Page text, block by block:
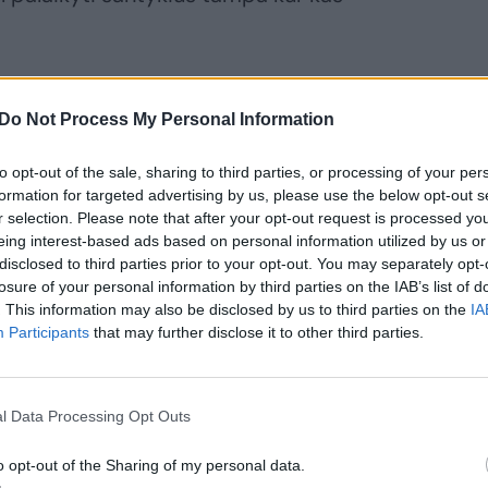
Do Not Process My Personal Information
opt-out of the sale, sharing to third parties, or processing of your
for targeted advertising by us, please use the below opt-out
selection. Please note that after your opt-out request is processed
interest-based ads based on personal information utilized by us
to third parties prior to your opt-out. You may separately
of your personal information by third parties on the IAB’s list of
This information may also be disclosed by us to third parties on the
Participants that may further disclose it to other third parties.
Data Processing Opt Outs
opt-out of the Sharing of my personal data.
be makiažo. Padažytos akys atrodo
suteikia veidui gaivumo, padažytos
išryškinti antakiai suteikia
tikrus bruožus moterys
kurių dominavimo siekia.
signalą, kad žmogus yra nuoširdus,
Jis – atviresnis ir
aplinkiniams“, – pasakojo E.
iškalbą, todėl putlialūpiai dažnai